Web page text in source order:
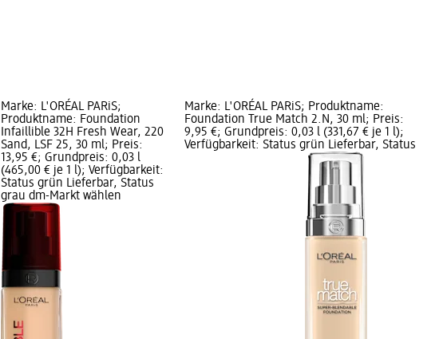
Marke: L'ORÉAL PARiS;
Produktname: Foundation
Infaillible 32H Fresh Wear, 220
Sand, LSF 25, 30 ml; Preis:
13,95 €; Grundpreis: 0,03 l
(465,00 € je 1 l); Verfügbarkeit:
Status grün Lieferbar, Status
grau dm-Markt wählen
Marke: L'ORÉAL PARiS; Produktname:
Foundation True Match 2.N, 30 ml; Preis:
9,95 €; Grundpreis: 0,03 l (331,67 € je 1 l);
Verfügbarkeit: Status grün Lieferbar, Status